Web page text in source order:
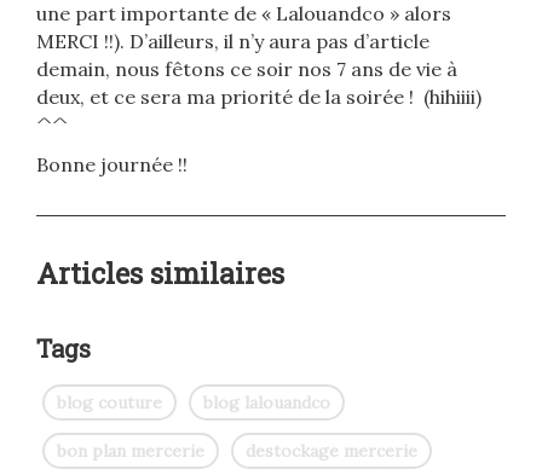
une part importante de « Lalouandco » alors
MERCI !!). D’ailleurs, il n’y aura pas d’article
demain, nous fêtons ce soir nos 7 ans de vie à
deux, et ce sera ma priorité de la soirée ! (hihiiii)
^^
Bonne journée !!
Articles similaires
Tags
blog couture blog lalouandco
bon plan mercerie destockage mercerie